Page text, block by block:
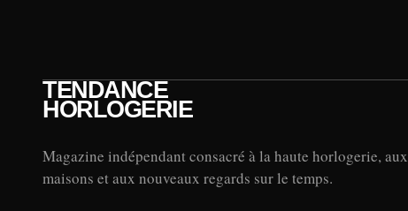
TENDANCE
HORLOGERIE
Magazine indépendant consacré à la haute horlogerie, aux
maisons et aux nouveaux regards sur le temps.